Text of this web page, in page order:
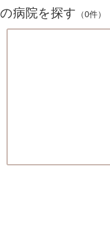
病院を探す （0件）